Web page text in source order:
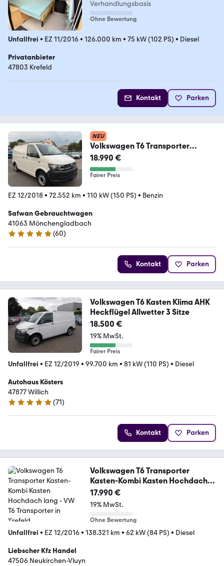
Verhandlungsbasis
Ohne Bewertung
Unfallfrei • EZ 11/2016• 126.000 km • 75 kW (102 PS) • Diesel
Privatanbieter
47803 Krefeld
Kontakt Parken
NEU
Volkswagen T6 Transporter
Kühlwagen*PDC*KÜHL*KLIMA*AL
LS*EU6
18.990 €
Fairer Preis
EZ 12/2018• 72.552 km • 110 kW (150 PS) • Benzin
Safwan Gebrauchtwagen
41063 Mönchengladbach
5 Sterne
(60)
Kontakt Parken
Volkswagen T6 Kasten Klima AHK
Heckflügel Allwetter 3 Sitze
18.500 €
19% MwSt.
Fairer Preis
Unfallfrei • EZ 12/2019 • 99.700 km • 81 kW (110 PS) • Diesel
Autohaus Kösters
47877 Willich
4.8 Sterne
(71)
Kontakt Parken
Volkswagen T6 Transporter
Kasten-Kombi Kasten Hochdach
lang
17.990 €
19% MwSt.
Ohne Bewertung
Unfallfrei • EZ 12/2016• 138.321 km • 62 kW (84 PS) • Diesel
Liebscher Kfz Handel
47506 Neukirchen-Vluyn